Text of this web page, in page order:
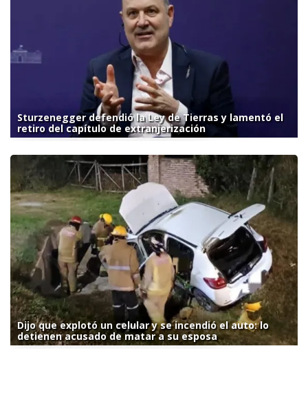
Sturzenegger defendió la Ley de Tierras y lamentó el
retiro del capítulo de extranjerización
Dijo que explotó un celular y se incendió el auto: lo
detienen acusado de matar a su esposa